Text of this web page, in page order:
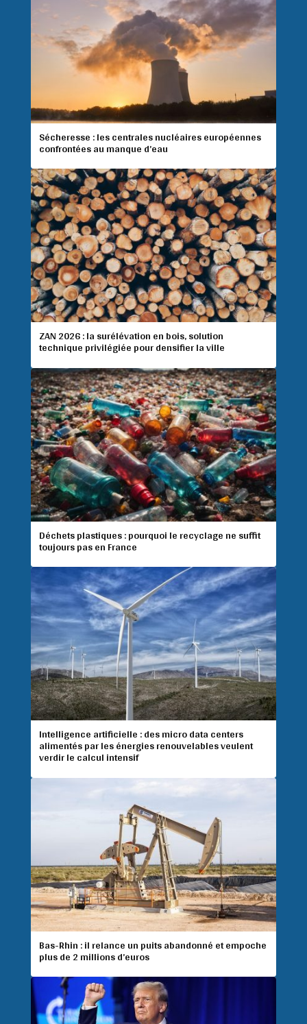
Sécheresse : les centrales nucléaires européennes
confrontées au manque d’eau
ZAN 2026 : la surélévation en bois, solution
technique privilégiée pour densifier la ville
Déchets plastiques : pourquoi le recyclage ne suffit
toujours pas en France
Intelligence artificielle : des micro data centers
alimentés par les énergies renouvelables veulent
verdir le calcul intensif
Bas-Rhin : il relance un puits abandonné et empoche
plus de 2 millions d’euros